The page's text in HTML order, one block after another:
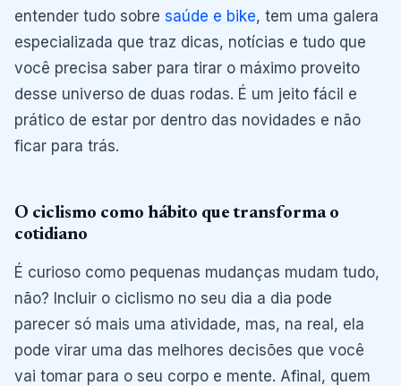
entender tudo sobre saúde e bike, tem uma galera
especializada que traz dicas, notícias e tudo que
você precisa saber para tirar o máximo proveito
desse universo de duas rodas. É um jeito fácil e
prático de estar por dentro das novidades e não
ficar para trás.
O ciclismo como hábito que transforma o
cotidiano
É curioso como pequenas mudanças mudam tudo,
não? Incluir o ciclismo no seu dia a dia pode
parecer só mais uma atividade, mas, na real, ela
pode virar uma das melhores decisões que você
vai tomar para o seu corpo e mente. Afinal, quem